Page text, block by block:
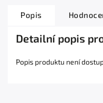
Popis
Detailní popis
Popis produktu není